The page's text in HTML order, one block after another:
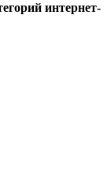
интернет-